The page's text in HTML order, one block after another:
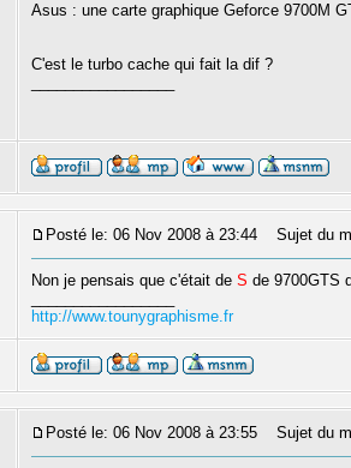
Asus : une carte graphique Geforce 9700M
C'est le turbo cache qui fait la dif ?
Posté le: 06 Nov 2008 à 23:44 Sujet du
Non je pensais que c'était deS de 9700GTS
http://www.tounygraphisme.fr
Posté le: 06 Nov 2008 à 23:55 Sujet du